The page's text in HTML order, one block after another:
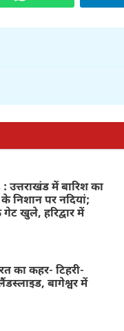
उत्तराखंड में बारिश का
निशान पर नदियां;
खुले, हरिद्वार में
का कहर- टिहरी-
बागेश्वर में